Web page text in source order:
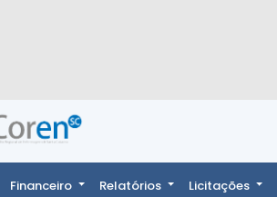
Financeiro Relatórios Licitações